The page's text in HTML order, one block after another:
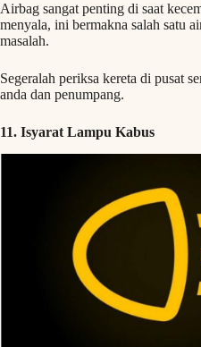
Airbag sangat penting di saat
menyala, ini bermakna salah satu
masalah.
Segeralah periksa kereta di pusat
anda dan penumpang.
11. Isyarat Lampu Kabus